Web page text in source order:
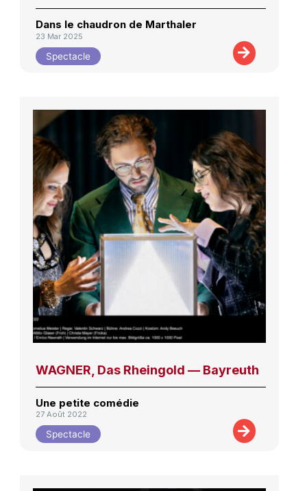
Dans le chaudron de Marthaler
23 Mar 2025
Spectacle
WAGNER, Das Rheingold — Bayreuth
Une petite comédie
27 Août 2022
Spectacle